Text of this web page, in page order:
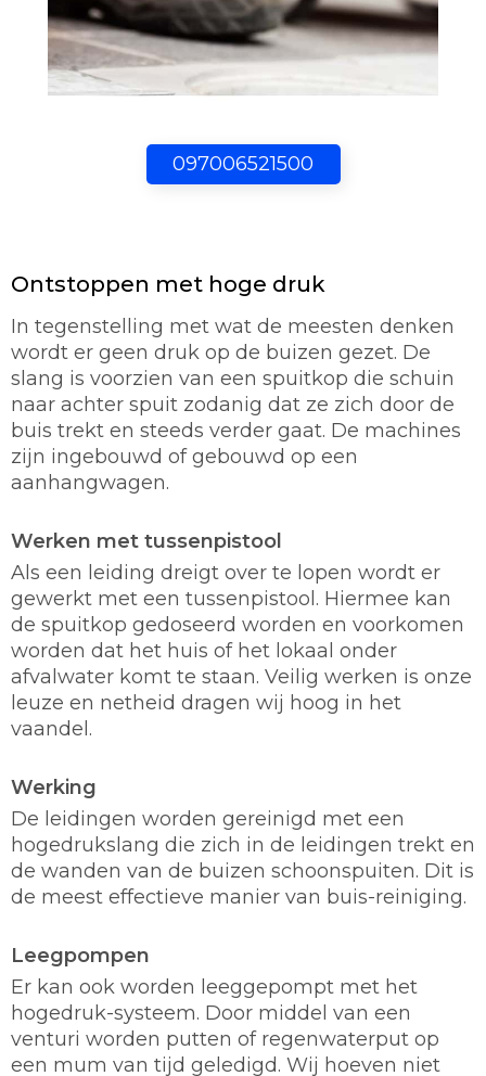
097006521500
Ontstoppen met hoge druk
In tegenstelling met wat de meesten denken
wordt er geen druk op de buizen gezet. De
slang is voorzien van een spuitkop die schuin
naar achter spuit zodanig dat ze zich door de
buis trekt en steeds verder gaat. De machines
zijn ingebouwd of gebouwd op een
aanhangwagen.
Werken met tussenpistool
Als een leiding dreigt over te lopen wordt er
gewerkt met een tussenpistool. Hiermee kan
de spuitkop gedoseerd worden en voorkomen
worden dat het huis of het lokaal onder
afvalwater komt te staan. Veilig werken is onze
leuze en netheid dragen wij hoog in het
vaandel.
Werking
De leidingen worden gereinigd met een
hogedrukslang die zich in de leidingen trekt en
de wanden van de buizen schoonspuiten. Dit is
de meest effectieve manier van buis-reiniging.
Leegpompen
Er kan ook worden leeggepompt met het
hogedruk-systeem. Door middel van een
venturi worden putten of regenwaterput op
een mum van tijd geledigd. Wij hoeven niet